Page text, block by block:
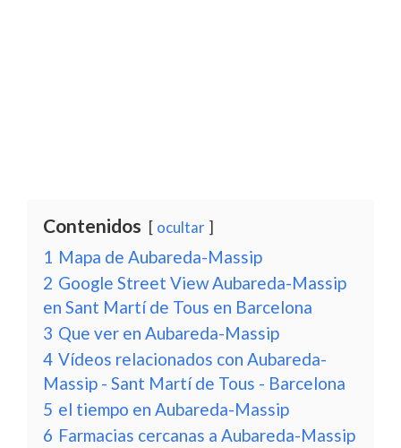
Contenidos ocultar
1 Mapa de Aubareda-Massip
2 Google Street View Aubareda-Massip
en Sant Martí de Tous en Barcelona
3 Que ver en Aubareda-Massip
4 Vídeos relacionados con Aubareda-
Massip - Sant Martí de Tous - Barcelona
5 el tiempo en Aubareda-Massip
6 Farmacias cercanas a Aubareda-Massip